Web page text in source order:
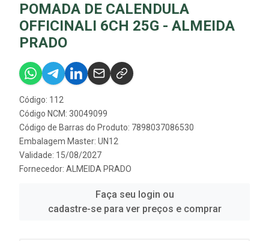
POMADA DE CALENDULA
OFFICINALI 6CH 25G - ALMEIDA
PRADO
Código: 112
Código NCM: 30049099
Código de Barras do Produto: 7898037086530
Embalagem Master: UN12
Validade: 15/08/2027
Fornecedor: ALMEIDA PRADO
Faça seu login ou
cadastre-se para ver preços e comprar